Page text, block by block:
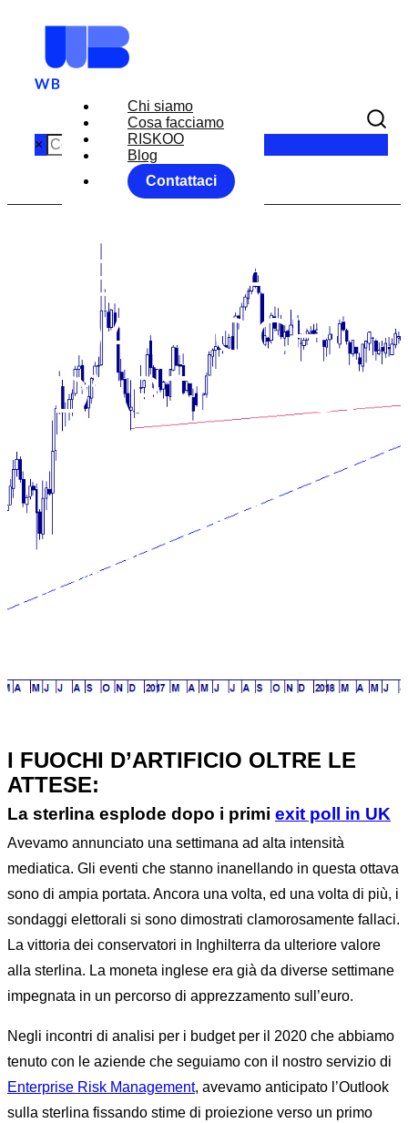
Chi siamo
Cosa facciamo
RISKOO
Blog
Contattaci
×
UNA
SETTIMANA
DA FUOCHI
D’ARTIFICIO:
LA STERLINA
ESPLODE
FX RISK MANAGEMENT
UNA SETTIMANA DA FUOCHI D’ARTIFICIO: LA
STERLINA ESPLODE
I FUOCHI D’ARTIFICIO OLTRE LE
ATTESE:
La sterlina esplode dopo i primi exit poll in UK
Avevamo annunciato una settimana ad alta intensità
mediatica. Gli eventi che stanno inanellando in questa ottava
sono di ampia portata. Ancora una volta, ed una volta di più, i
sondaggi elettorali si sono dimostrati clamorosamente fallaci.
La vittoria dei conservatori in Inghilterra da ulteriore valore
alla sterlina. La moneta inglese era già da diverse settimane
impegnata in un percorso di apprezzamento sull’euro.
Negli incontri di analisi per i budget per il 2020 che abbiamo
tenuto con le aziende che seguiamo con il nostro servizio di
Enterprise Risk Management, avevamo anticipato l’Outlook
sulla sterlina fissando stime di proiezione verso un primo